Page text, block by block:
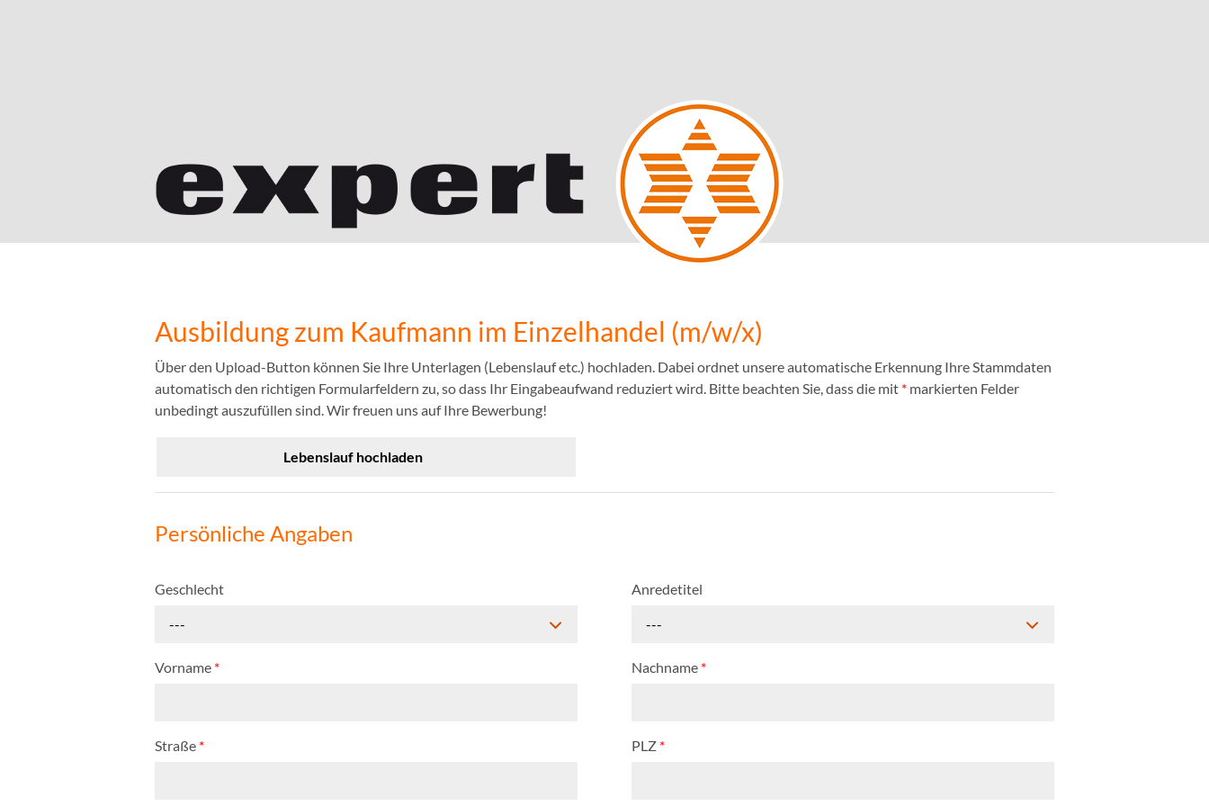
Ausbildung zum Kaufmann im Einzelhandel (m/w/x)
Über den Upload-Button können Sie Ihre Unterlagen (Lebenslauf etc.) hochladen. Dabei ordnet unsere automatische Erkennung Ihre Stammdaten
automatisch den richtigen Formularfeldern zu, so dass Ihr Eingabeaufwand reduziert wird. Bitte beachten Sie, dass die mit * markierten Felder
unbedingt auszufüllen sind. Wir freuen uns auf Ihre Bewerbung!
Lebenslauf hochladen
Persönliche Angaben
Geschlecht
---
Anredetitel
---
Vorname * Nachname *
Straße * PLZ *